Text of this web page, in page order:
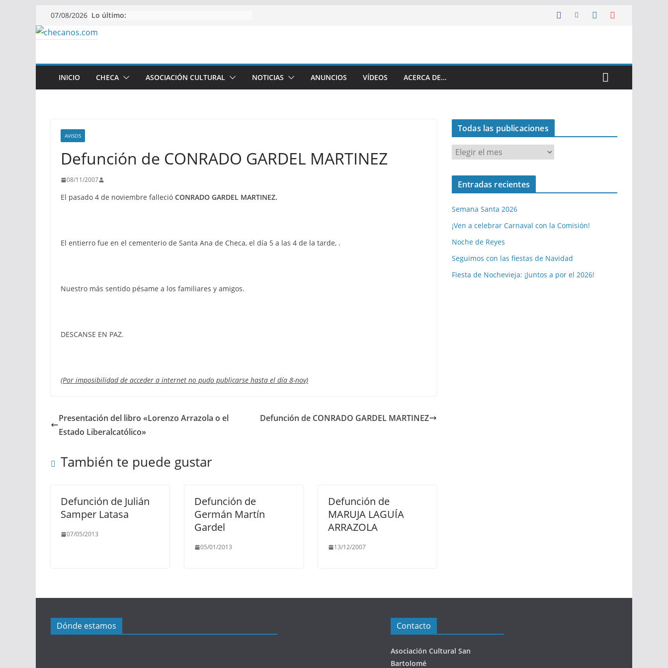
Saltar
al
contenido
07/08/2026 Lo último:
INICIO CHECA ASOCIACIÓN CULTURAL NOTICIAS ANUNCIOS VÍDEOS ACERCA DE…
AVISOS
Defunción de CONRADO GARDEL MARTINEZ
08/11/2007
El pasado 4 de noviembre falleció CONRADO GARDEL MARTINEZ.
El entierro fue en el cementerio de Santa Ana de Checa, el día 5 a las 4 de la tarde, .
Nuestro más sentido pésame a los familiares y amigos.
DESCANSE EN PAZ.
(Por imposibilidad de acceder a internet no pudo publicarse hasta el día 8-nov)
Presentación del libro «Lorenzo Arrazola o el
Estado Liberalcatólico»
Defunción de CONRADO GARDEL MARTINEZ
También te puede gustar
Defunción de Julián
Samper Latasa
07/05/2013
Defunción de
Germán Martín
Gardel
05/01/2013
Defunción de
MARUJA LAGUÍA
ARRAZOLA
13/12/2007
Todas las publicaciones
o
d
l
a
s
u
b
Entradas recientes
Semana Santa 2026
¡Ven a celebrar Carnaval con la Comisión!
Noche de Reyes
Seguimos con las fiestas de Navidad
Fiesta de Nochevieja: ¡Juntos a por el 2026!
Dónde estamos Contacto
Asociación Cultural San
Bartolomé